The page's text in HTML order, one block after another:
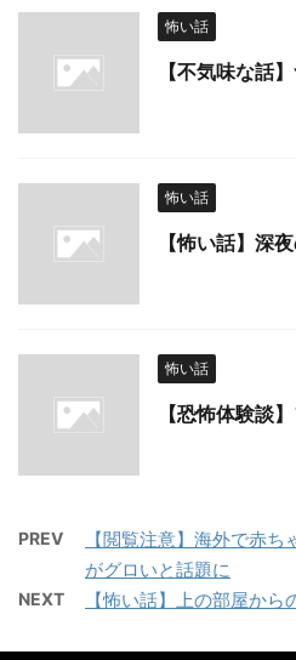
怖い話
【不気味な話
怖い話
【怖い話】深
怖い話
【恐怖体験談
PREV
【閲覧注意】海外で赤
がグロいと話題に
NEXT 【怖い話】上の部屋から